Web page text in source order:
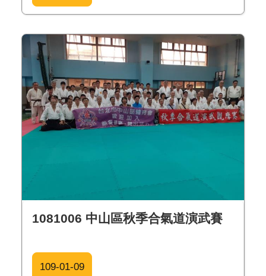
1081006 中山區秋季合氣道演武賽
109-01-09